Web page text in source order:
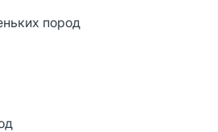
пород